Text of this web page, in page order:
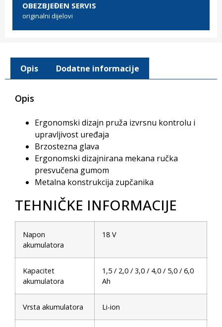
OBEZBJEĐEN SERVIS
originalni dijelovi
Opis Dodatne informacije
Opis
Ergonomski dizajn pruža izvrsnu kontrolu i
upravljivost uređaja
Brzostezna glava
Ergonomski dizajnirana mekana ručka
presvučena gumom
Metalna konstrukcija zupčanika
TEHNIČKE INFORMACIJE
Napon
akumulatora
18 V
Kapacitet
akumulatora
1,5 / 2,0 / 3,0 / 4,0 / 5,0 / 6,0
Ah
Vrsta akumulatora Li-ion